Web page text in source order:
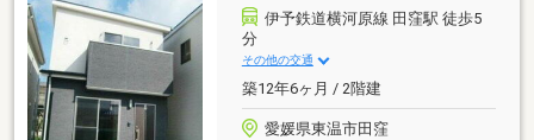
伊予鉄道横河原線 田窪駅 徒歩5
分
その他の交通
築12年6ヶ月 / 2階建
愛媛県東温市田窪